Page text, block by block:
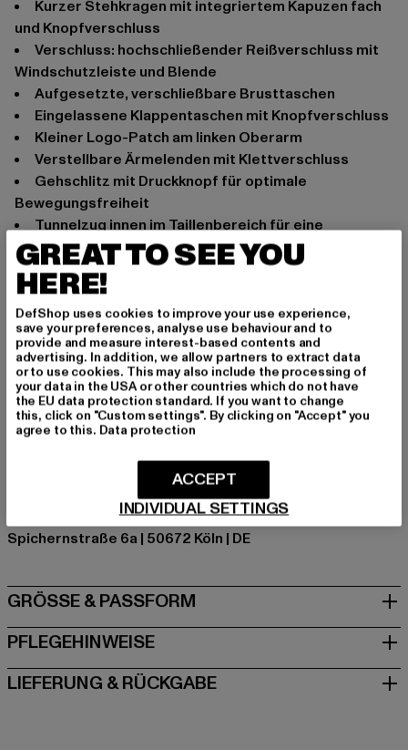
kurzer Stehkragen mit integriertem Kapuzen fach
und Knopfverschluss
Verschluss: hochschließender Reißverschluss mit
Windschutzleiste und Blende
Aufgesetzte, verschließbare Brusttaschen
Eingelassene Klappentaschen mit Knopfverschluss
Kleiner Logo-Patch am linken Oberarm
Verstellbare Ärmelenden mit Klettverschluss
Gehschlitz mit Druckknopf für optimale
Bewegungsfreiheit
Tunnelzug innen im Taillenbereich für eine
individuelle Passform
Robuster Baumwollstoff für Langlebigkeit
Anlass: Basic
Ausschnitt: Stehkragen
Verschlussarten: Knopfleiste
Marke: Brandit
Kat.: Outerwear
Farbe: olive
Hersteller Farbe: olive
Hersteller: Brandit Textil GmbH |info@brandit-wear.com
Spichernstraße 6a | 50672 Köln | DE
GRÖSSE & PASSFORM
PFLEGEHINWEISE
LIEFERUNG & RÜCKGABE
GREAT TO SEE YOU
HERE!
DefShop uses cookies to improve your use experience,
save your preferences, analyse use behaviour and to
provide and measure interest-based contents and
advertising. In addition, we allow partners to extract data
or to use cookies. This may also include the processing of
your data in the USA or other countries which do not have
the EU data protection standard. If you want to change
this, click on "Custom settings". By clicking on "Accept" you
agree to this. Data protection
INDIVIDUAL SETTINGS
ACCEPT